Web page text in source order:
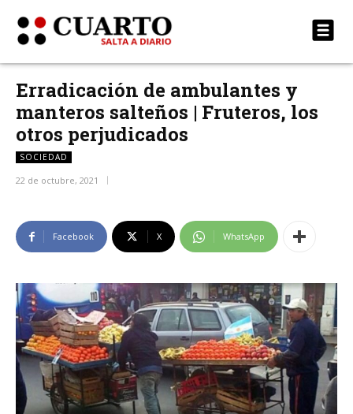
Erradicación de ambulantes y
manteros salteños | Fruteros, los
otros perjudicados
SOCIEDAD
22 de octubre, 2021
Facebook X WhatsApp